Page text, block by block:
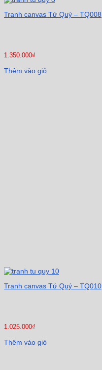
Tranh canvas Tứ Quý – TQ008
1.350.000₫
Thêm vào giỏ
Tranh canvas Tứ Quý – TQ010
1.025.000₫
Thêm vào giỏ